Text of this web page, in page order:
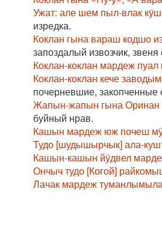
Ужат: але шем пыл-влак
изредка.
Коклан гына вараш кодшо
запоздалый извозчик,
Коклан-коклан мардеж
Коклан-коклан кече
почерневшие, закопченные
Жапын-жапын гына Оринан
буйный нрав.
Кашын мардеж юж почеш
Тудо [шудышырчык] ала-
Кашын-кашын йӱдвел
Ончыч тудо [Когой]
Лачак мардеж